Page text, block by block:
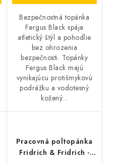
Bezpečnostná topánka
Fergus Black spája
atletický štýl a pohodlie
bez ohrozenia
bezpečnosti. Topánky
Fergus Black majú
vynikajúcu protišmykovú
podrážku a vodotesný
kožený...
Pracovná poltopánka
Fridrich & Fridrich -